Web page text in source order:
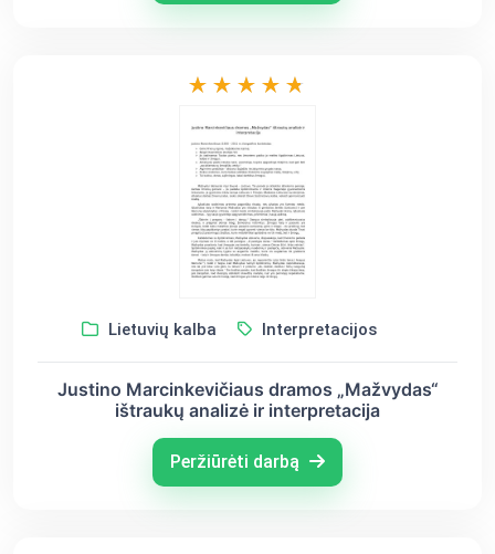
Lietuvių kalba Interpretacijos
Justino Marcinkevičiaus dramos „Mažvydas“
ištraukų analizė ir interpretacija
Peržiūrėti darbą